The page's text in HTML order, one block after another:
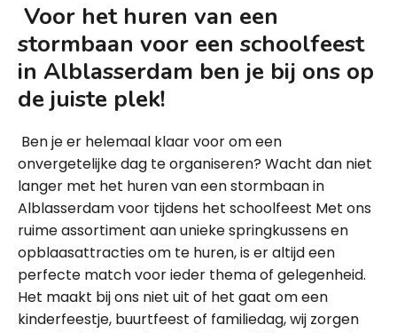
Voor het huren van een
stormbaan voor een schoolfeest
in Alblasserdam ben je bij ons op
de juiste plek!
Ben je er helemaal klaar voor om een
onvergetelijke dag te organiseren? Wacht dan niet
langer met het huren van een stormbaan in
Alblasserdam voor tijdens het schoolfeest Met ons
ruime assortiment aan unieke springkussens en
opblaasattracties om te huren, is er altijd een
perfecte match voor ieder thema of gelegenheid.
Het maakt bij ons niet uit of het gaat om een
kinderfeestje, buurtfeest of familiedag, wij zorgen